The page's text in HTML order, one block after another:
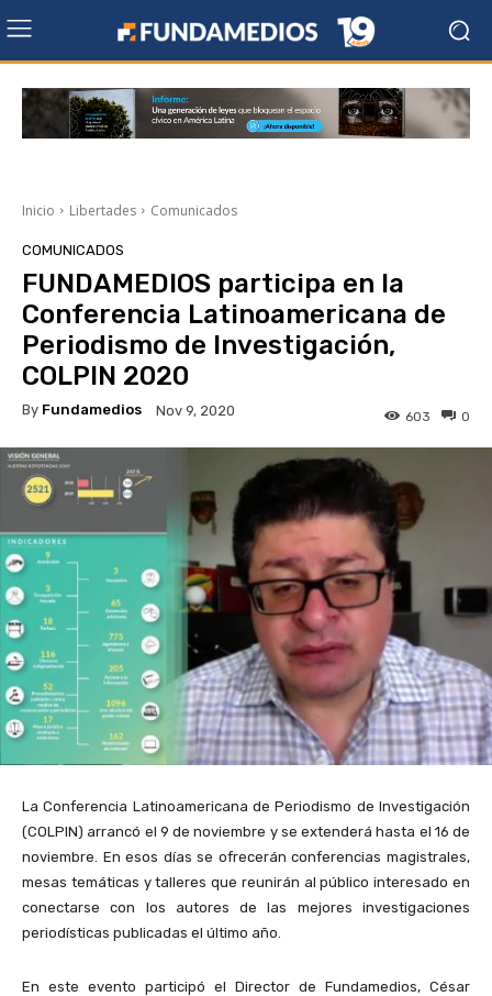
Inicio Libertades Comunicados
COMUNICADOS
FUNDAMEDIOS participa en la
Conferencia Latinoamericana de
Periodismo de Investigación,
COLPIN 2020
By Fundamedios Nov 9, 2020 0
603
La Conferencia Latinoamericana de Periodismo de Investigación
(COLPIN) arrancó el 9 de noviembre y se extenderá hasta el 16 de
noviembre. En esos días se ofrecerán conferencias magistrales,
mesas temáticas y talleres que reunirán al público interesado en
conectarse con los autores de las mejores investigaciones
periodísticas publicadas el último año.
En este evento participó el Director de Fundamedios, César